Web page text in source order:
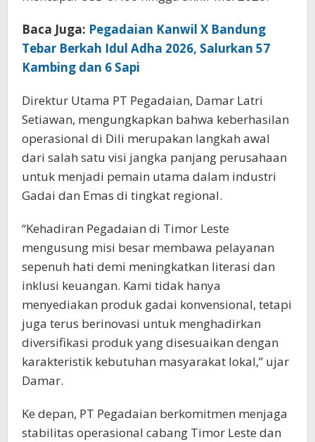
Baca Juga: Pegadaian Kanwil X Bandung
Tebar Berkah Idul Adha 2026, Salurkan 57
Kambing dan 6 Sapi
Direktur Utama PT Pegadaian, Damar Latri
Setiawan, mengungkapkan bahwa keberhasilan
operasional di Dili merupakan langkah awal
dari salah satu visi jangka panjang perusahaan
untuk menjadi pemain utama dalam industri
Gadai dan Emas di tingkat regional.
“Kehadiran Pegadaian di Timor Leste
mengusung misi besar membawa pelayanan
sepenuh hati demi meningkatkan literasi dan
inklusi keuangan. Kami tidak hanya
menyediakan produk gadai konvensional, tetapi
juga terus berinovasi untuk menghadirkan
diversifikasi produk yang disesuaikan dengan
karakteristik kebutuhan masyarakat lokal,” ujar
Damar.
Ke depan, PT Pegadaian berkomitmen menjaga
stabilitas operasional cabang Timor Leste dan